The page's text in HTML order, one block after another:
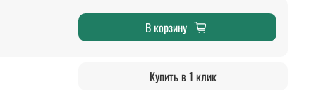
В корзину
Купить в 1 клик